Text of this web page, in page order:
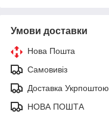
Умови доставки
Нова Пошта
Самовивіз
Доставка Укрпоштою
НОВА ПОШТА